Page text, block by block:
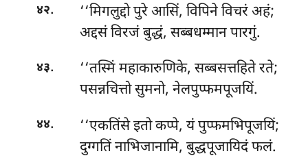
४२. ‘‘मिगलुद्दोपुरे आसिं, विपिने विचरं अहं;
अद्दसं विरजं बुद्धं, सब्बधम्मान पारगुं.
४३.
‘‘तस्मिं महाकारुणिके, सब्बसत्तहिते रते;
पसन्नचित्तो सुमनो, नेलपुप्फमपूजयिं.
४४. ‘‘एकतिंसेइतो कप्पे, यं पुप्फमभिपूजयिं;
दुग्गतिं नाभिजानामि, बुद्धपूजायिदं फलं.